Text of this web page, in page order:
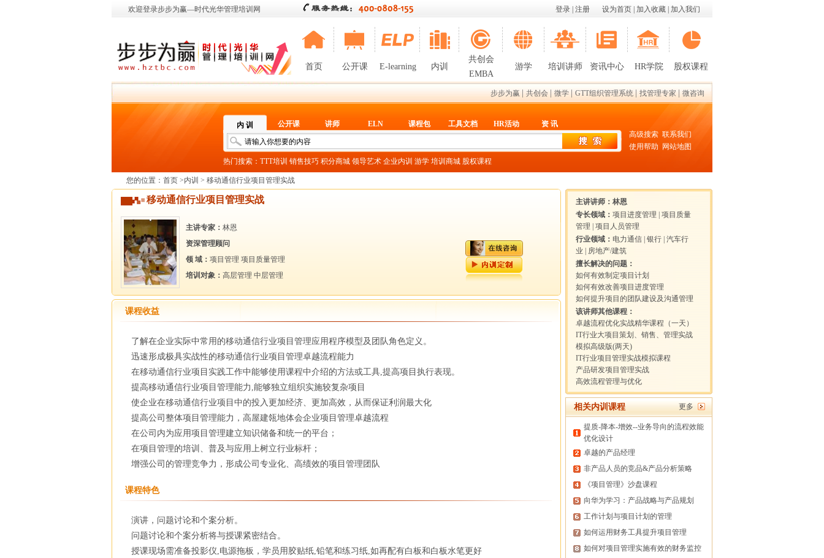
欢迎登录步步为赢—时代光华管理培训网 设为首页 加入收藏 加入我们
登录 注册
首页 公开课 E-learning 内训
共创会
EMBA
游学 培训讲师 资讯中心 HR学院 股权课程
步步为赢 共创会 微学 GTT组织管理系统 找管理专家 微咨询
内 训 公开课 讲师 ELN 课程包 工具文档 HR活动 资 讯
热门搜索： TTT培训 销售技巧 积分商城 领导艺术 企业内训 游学 培训商城 股权课程
高级搜索 联系我们
使用帮助
网站地图
您的位置： 首页 >内训 > 移动通信行业项目管理实战
移动通信行业项目管理实战
主讲专家： 林恩
资深管理顾问
领 域： 项目管理 项目质量管理
培训对象： 高层管理 中层管理
课程收益
了解在企业实际中常用的移动通信行业项目管理应用程序模型及团队角色定义。
迅速形成极具实战性的移动通信行业项目管理卓越流程能力
在移动通信行业项目实践工作中能够使用课程中介绍的方法或工具,提高项目执行表现。
提高移动通信行业项目管理能力,能够独立组织实施较复杂项目
使企业在移动通信行业项目中的投入更加经济、更加高效，从而保证利润最大化
提高公司整体项目管理能力，高屋建瓴地体会企业项目管理卓越流程
在公司内为应用项目管理建立知识储备和统一的平台；
在项目管理的培训、普及与应用上树立行业标杆；
增强公司的管理竞争力，形成公司专业化、高绩效的项目管理团队
课程特色
演讲，问题讨论和个案分析。
问题讨论和个案分析将与授课紧密结合。
授课现场需准备投影仪,电源拖板，学员用胶贴纸,铅笔和练习纸,如再配有白板和白板水笔更好
主讲讲师： 林恩
专长领域： 项目进度管理
项目质量
管理
项目人员管理
行业领域： 电力通信 银行 汽车行
业
房地产/建筑
擅长解决的问题：
如何有效制定项目计划
如何有效改善项目进度管理
如何提升项目的团队建设及沟通管理
该讲师其他课程：
卓越流程优化实战精华课程（一天）
IT行业大项目策划、销售、管理实战
模拟高级版(两天)
IT行业项目管理实战模拟课程
产品研发项目管理实战
高效流程管理与优化
相关内训课程 更多
提质-降本-增效--业务导向的流程效能
优化设计
卓越的产品经理
非产品人员的竞品&产品分析策略
《项目管理》沙盘课程
向华为学习：产品战略与产品规划
工作计划与项目计划的管理
如何运用财务工具提升项目管理
如何对项目管理实施有效的财务监控